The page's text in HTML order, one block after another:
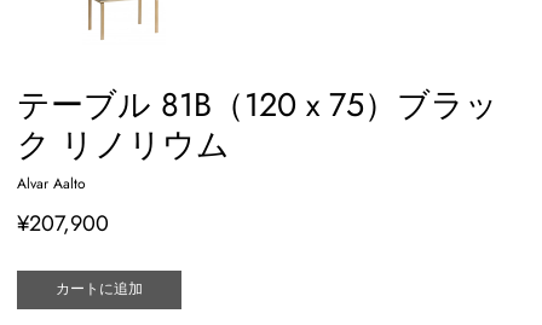
テーブル 81B（120 x 75）ブラッ
ク リノリウム
Alvar Aalto
¥207,900
カートに追加